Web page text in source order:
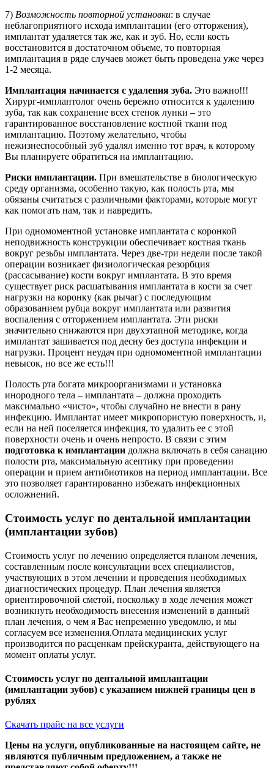
7) Возможность повторной установки: в случае
неблагоприятного исхода имплантации (его отторжения),
имплантат удаляется так же, как и зуб. Но, если кость
восстановится в достаточном объеме, то повторная
имплантация в ряде случаев может быть проведена уже через
1-2 месяца.
Имплантация начинается с удаления зуба. Это важно!!!
Хирург-имплантолог очень бережно относится к удалению
зуба, так как сохранение всех стенок лунки – это
гарантированное восстановление костной ткани под
имплантацию. Поэтому желательно, чтобы
нежизнеспособный зуб удалял именно тот врач, к которому
Вы планируете обратиться на имплантацию.
Риски имплантации. При вмешательстве в биологическую
среду организма, особенно такую, как полость рта, мы
обязаны считаться с различными факторами, которые могут
как помогать нам, так и навредить.
При одномоментной установке имплантата с коронкой
неподвижность конструкции обеспечивает костная ткань
вокруг резьбы имплантата. Через две-три недели после такой
операции возникает физиологическая резорбция
(рассасывание) кости вокруг имплантата. В это время
существует риск расшатывания имплантата в кости за счет
нагрузки на коронку (как рычаг) с последующим
образованием рубца вокруг имплантата или развития
воспаления с отторжением имплантата. Эти риски
значительно снижаются при двухэтапной методике, когда
имплантат зашивается под десну без доступа инфекции и
нагрузки. Процент неудач при одномоментной имплантации
невысок, но все же есть!!!
Полость рта богата микроорганизмами и установка
инородного тела – имплантата – должна проходить
максимально «чисто», чтобы случайно не внести в рану
инфекцию. Имплантат имеет микропористую поверхность, и,
если на ней поселяется инфекция, то удалить ее с этой
поверхности очень и очень непросто. В связи с этим
подготовка к имплантации должна включать в себя санацию
полости рта, максимальную асептику при проведении
операции и прием антибиотиков на период имплантации. Все
это позволяет гарантированно избежать инфекционных
осложнений.
Стоимость услуг по дентальной имплантации
(имплантации зубов)
Стоимость услуг по лечению определяется планом лечения,
составленным после консультации всех специалистов,
участвующих в этом лечении и проведения необходимых
диагностических процедур. План лечения является
ориентировочной сметой, поскольку в ходе лечения может
возникнуть необходимость внесения изменений в данный
план лечения, о чем я Вас непременно уведомлю, и мы
согласуем все изменения.Оплата медицинских услуг
производится по расценкам прейскуранта, действующего на
момент оплаты услуг.
Стоимость услуг по дентальной имплантации
(имплантации зубов) с указанием нижней границы цен в
рублях
Скачать прайс на все услуги
Цены на услуги, опубликованные на настоящем сайте, не
являются публичным предложением, а также не